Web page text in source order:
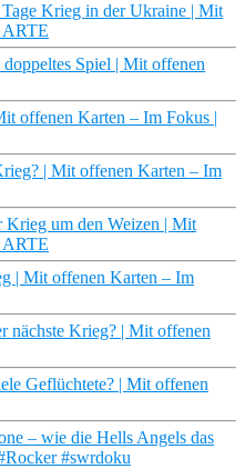
Krieg in der Ukraine | Mit
ARTE
Spiel | Mit offenen
offenen Karten – Im Fokus |
| Mit offenen Karten – Im
Krieg um den Weizen | Mit
ARTE
| Mit offenen Karten – Im
nächste Krieg? | Mit offenen
Geflüchtete? | Mit offenen
– wie die Hells Angels das
#swrdoku